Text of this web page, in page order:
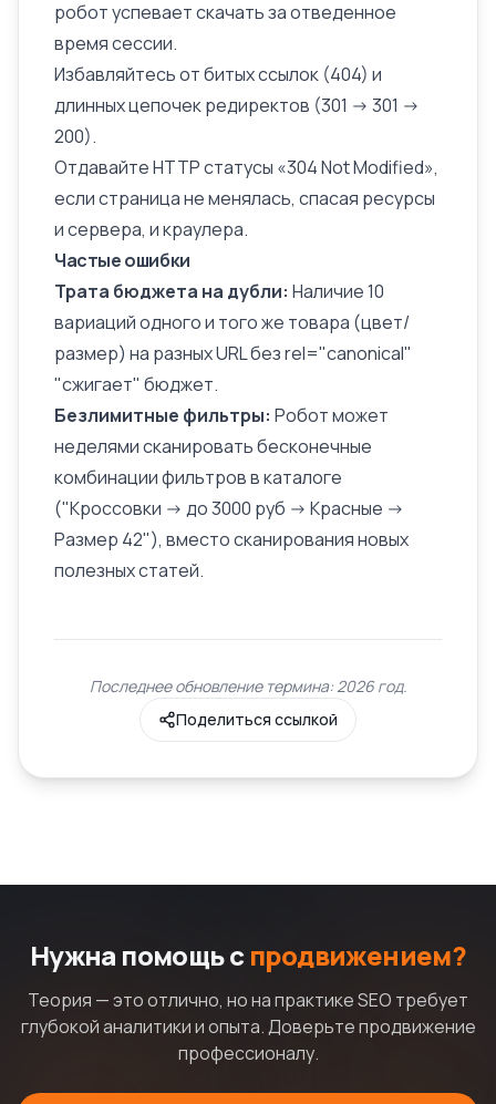
робот успевает скачать за отведенное
время сессии.
Избавляйтесь от битых ссылок (404) и
длинных цепочек редиректов (301 -> 301 ->
200).
Отдавайте HTTP статусы «304 Not Modified»,
если страница не менялась, спасая ресурсы
и сервера, и краулера.
Частые ошибки
Трата бюджета на дубли: Наличие 10
вариаций одного и того же товара (цвет/
размер) на разных URL безrel="canonical"
"сжигает" бюджет.
Безлимитные фильтры: Робот может
неделями сканировать бесконечные
комбинации фильтров в каталоге
("Кроссовки -> до 3000 руб -> Красные ->
Размер 42"), вместо сканирования новых
полезных статей.
Последнее обновление термина: 2026 год.
Поделиться ссылкой
Нужна помощь с продвижением?
Теория — это отлично, но на практике SEO требует
глубокой аналитики и опыта. Доверьте продвижение
профессионалу.